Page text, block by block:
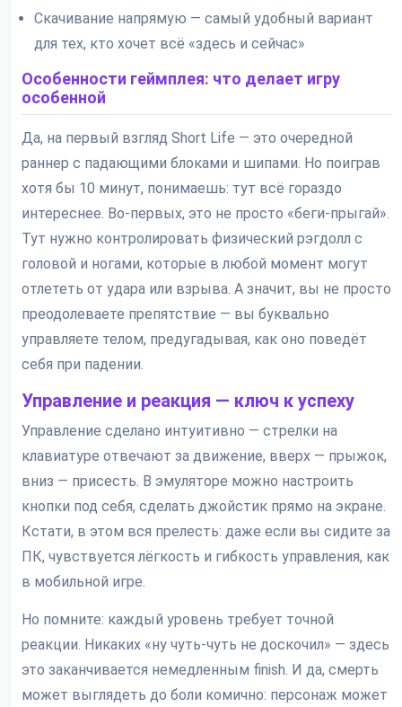
Скачивание напрямую — самый удобный вариант
для тех, кто хочет всё «здесь и сейчас»
Особенности геймплея: что делает игру
особенной
Да, на первый взгляд Short Life — это очередной
раннер с падающими блоками и шипами. Но поиграв
хотя бы 10 минут, понимаешь: тут всё гораздо
интереснее. Во-первых, это не просто «беги-прыгай».
Тут нужно контролировать физический рэгдолл с
головой и ногами, которые в любой момент могут
отлететь от удара или взрыва. А значит, вы не просто
преодолеваете препятствие — вы буквально
управляете телом, предугадывая, как оно поведёт
себя при падении.
Управление и реакция — ключ к успеху
Управление сделано интуитивно — стрелки на
клавиатуре отвечают за движение, вверх — прыжок,
вниз — присесть. В эмуляторе можно настроить
кнопки под себя, сделать джойстик прямо на экране.
Кстати, в этом вся прелесть: даже если вы сидите за
ПК, чувствуется лёгкость и гибкость управления, как
в мобильной игре.
Но помните: каждый уровень требует точной
реакции. Никаких «ну чуть-чуть не доскочил» — здесь
это заканчивается немедленным finish. И да, смерть
может выглядеть до боли комично: персонаж может